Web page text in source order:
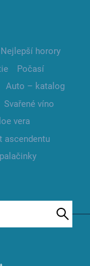
Nejlepší horory
Počasí
Auto – katalog
Svařené víno
vera
ascendentu